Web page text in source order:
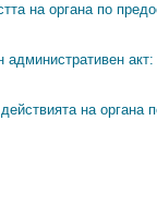
на органа по
акт:
на органа